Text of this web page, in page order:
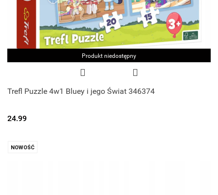
Produkt niedostępny
Trefl Puzzle 4w1 Bluey i jego Świat 346374
24.99
NOWOŚĆ